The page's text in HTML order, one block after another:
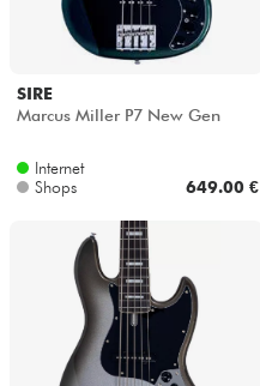
SIRE
Marcus Miller P7 New Gen
Internet
Shops
649.00 €